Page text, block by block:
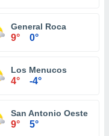
General Roca
9° 0°
Los Menucos
4° -4°
San Antonio Oeste
9° 5°